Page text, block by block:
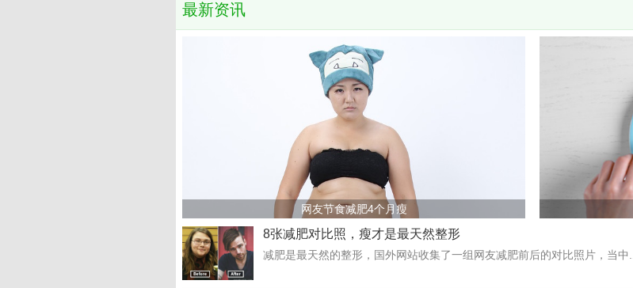
最新资讯
网友节食减肥4个月瘦
8张减肥对比照，瘦才是最天然整形
减肥是最天然的整形，国外网站收集了一组网友减肥前后的对比照片，当中...